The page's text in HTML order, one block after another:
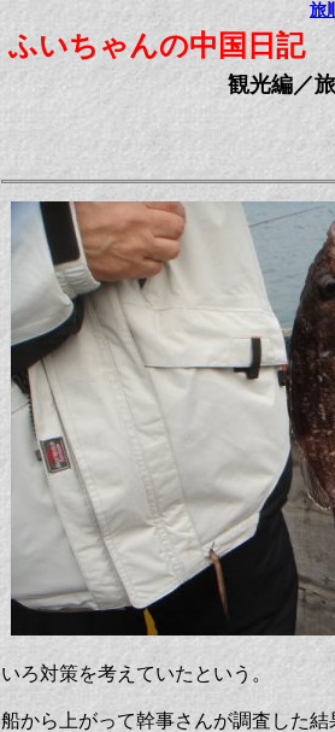
旅
ふいちゃんの中国日記
観光編／
いろ対策を考えていたという。
船から上がって幹事さんが調査した